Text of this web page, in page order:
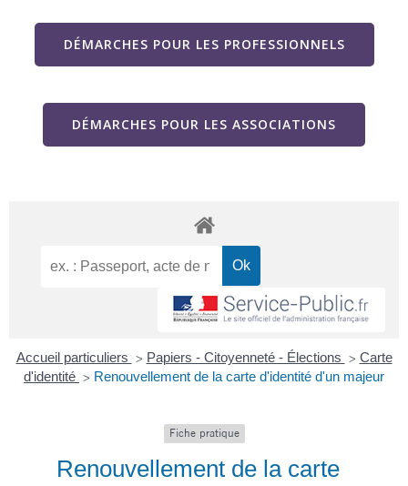
DÉMARCHES POUR LES PROFESSIONNELS
DÉMARCHES POUR LES ASSOCIATIONS
Accueil particuliers > Papiers - Citoyenneté - Élections > Carte
d'identité > Renouvellement de la carte d'identité d'un majeur
Fiche pratique
Renouvellement de la carte